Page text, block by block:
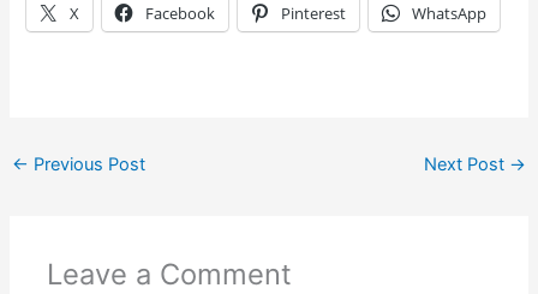
X Facebook Pinterest WhatsApp
← Previous Post Next Post →
Leave a Comment